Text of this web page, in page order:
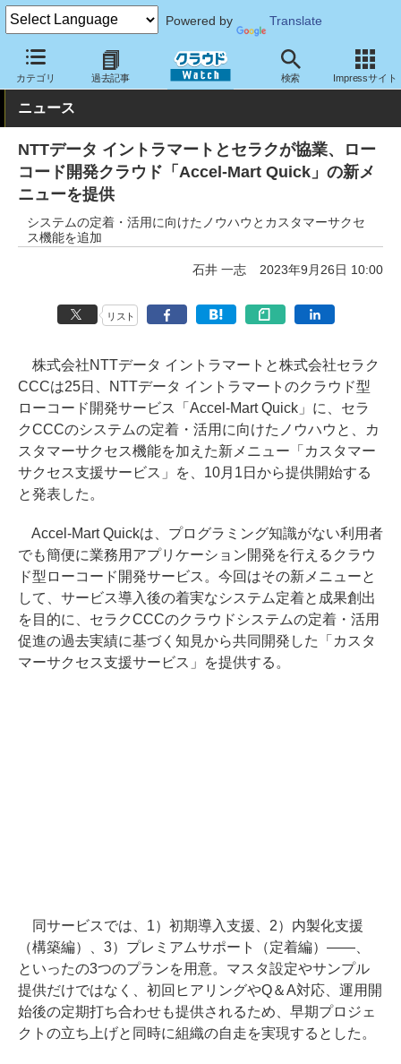
Powered by Translate
カテゴリ 過去記事 検索 Impressサイト
クラウド Watch トピック 協業・提携 国内
ニュース
NTTデータ イントラマートとセラクが協業、ロー
コード開発クラウド「Accel-Mart Quick」の新メ
ニューを提供
システムの定着・活用に向けたノウハウとカスタマーサクセ
ス機能を追加
石井 一志 2023年9月26日 10:00
リスト
株式会社NTTデータ イントラマートと株式会社セラク
CCCは25日、NTTデータ イントラマートのクラウド型
ローコード開発サービス「Accel-Mart Quick」に、セラ
クCCCのシステムの定着・活用に向けたノウハウと、カ
スタマーサクセス機能を加えた新メニュー「カスタマー
サクセス支援サービス」を、10月1日から提供開始する
と発表した。
Accel-Mart Quickは、プログラミング知識がない利用者
でも簡便に業務用アプリケーション開発を行えるクラウ
ド型ローコード開発サービス。今回はその新メニューと
して、サービス導入後の着実なシステム定着と成果創出
を目的に、セラクCCCのクラウドシステムの定着・活用
促進の過去実績に基づく知見から共同開発した「カスタ
マーサクセス支援サービス」を提供する。
同サービスでは、1）初期導入支援、2）内製化支援
（構築編）、3）プレミアムサポート（定着編）――、
といったの3つのプランを用意。マスタ設定やサンプル
提供だけではなく、初回ヒアリングやQ＆A対応、運用開
始後の定期打ち合わせも提供されるため、早期プロジェ
クトの立ち上げと同時に組織の自走を実現するとした。